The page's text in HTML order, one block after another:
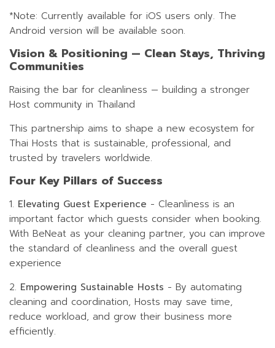
*Note: Currently available for iOS users only. The
Android version will be available soon.
Vision & Positioning — Clean Stays, Thriving
Communities
Raising the bar for cleanliness — building a stronger
Host community in Thailand
This partnership aims to shape a new ecosystem for
Thai Hosts that is sustainable, professional, and
trusted by travelers worldwide.
Four Key Pillars of Success
1. Elevating Guest Experience - Cleanliness is an
important factor which guests consider when booking.
With BeNeat as your cleaning partner, you can improve
the standard of cleanliness and the overall guest
experience
2. Empowering Sustainable Hosts - By automating
cleaning and coordination, Hosts may save time,
reduce workload, and grow their business more
efficiently.